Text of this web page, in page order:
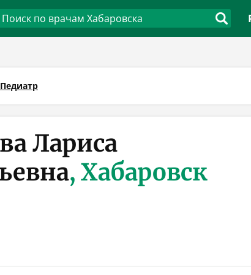
Педиатр
Лариса
, Хабаровск